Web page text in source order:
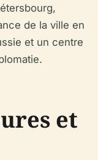
de la ville en
et un centre
et